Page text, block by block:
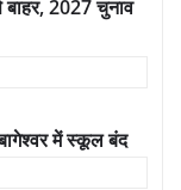
बाहर, 2027 चुनाव
में स्कूल बंद